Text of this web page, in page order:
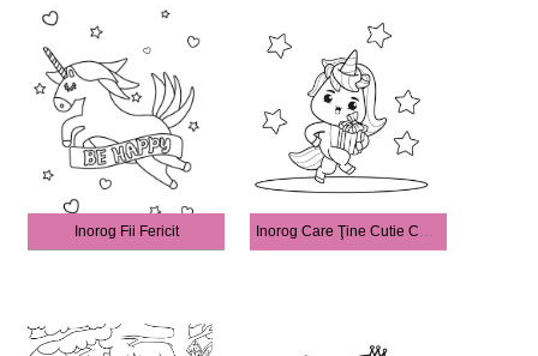
Inorog Fii Fericit Inorog Care Ţine Cutie Cadou Şi Stele